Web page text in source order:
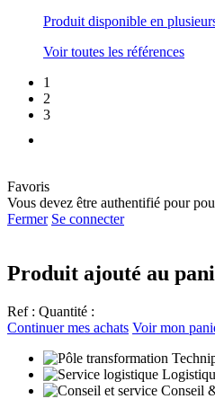
Produit disponible en
Voir toutes les références
1
2
3
Favoris
Vous devez être authentifié pour
Fermer Se connecter
Produit ajouté au
Ref : Quantité :
Continuer mes achats Voir mon
Conseil